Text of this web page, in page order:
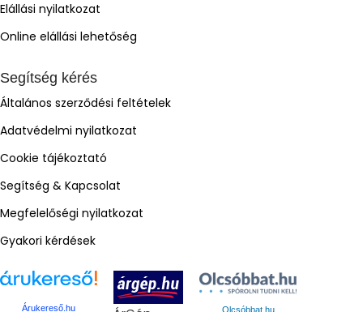
Elállási nyilatkozat
Online elállási lehetőség
Segítség kérés
Általános szerződési feltételek
Adatvédelmi nyilatkozat
Cookie tájékoztató
Segítség & Kapcsolat
Megfelelőségi nyilatkozat
Gyakori kérdések
Árukereső.hu Olcsóbbat.hu